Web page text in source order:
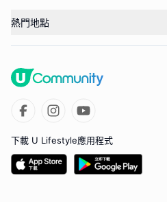
熱門地點
下載 U Lifestyle應用程式